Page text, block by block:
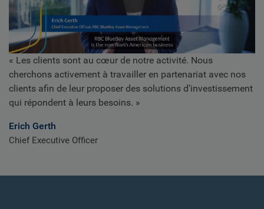
« Les clients sont au cœur de notre activité. Nous
cherchons activement à travailler en partenariat avec nos
clients afin de leur proposer des solutions d’investissement
qui répondent à leurs besoins. »
Erich Gerth
Chief Executive Officer
Play
Video